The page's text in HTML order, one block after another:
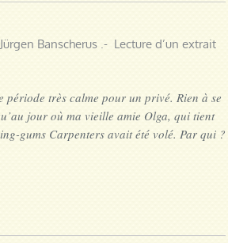
Banscherus .- Lecture d’un extrait
période très calme pour un privé. Rien à se
jour où ma vieille amie Olga, qui tient
gums Carpenters avait été volé. Par qui ?